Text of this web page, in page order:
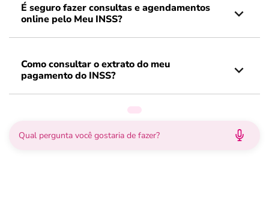
É seguro fazer consultas e agendamentos
online pelo Meu INSS?
Como consultar o extrato do meu
pagamento do INSS?